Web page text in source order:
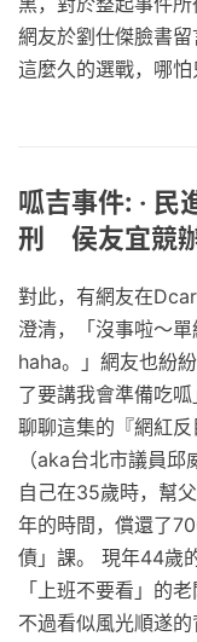
網友於劉仕傑臉書
這麼久的選戰，哪怕
呱吉事件: ‧ 民
刑 侯友宜競辦
對此，有網友在
澄清，「沒事啦～
haha。」網友也紛
了要講我會準備吃
聊聊這集的『網紅
（aka台北市議員
自己在35歲時，幫
年的時間，償還了
債」課。 現年44歲
「上班不要看」的
不過看似風光順遂